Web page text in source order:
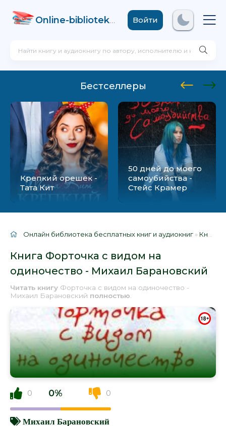
Online-biblioteka .comВойти
Бестселлеры
Крепкий орешек -
Тата Кит
50 дней до моего
самоубийства -
Стейс Крамер
Онлайн библиотека бесплатных книг и аудиокниг » Книги
Книга Форточка с видом на
одиночество - Михаил Барановский
Читать книгу Форточка с видом на одиночество -
Михаил Барановский полностью
0 0% 0
Михаил Барановский